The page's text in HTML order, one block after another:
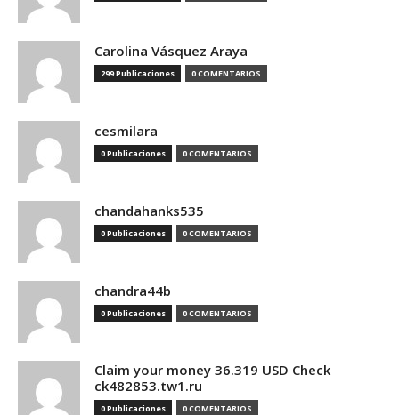
Carolina Vásquez Araya
299 Publicaciones 0 COMENTARIOS
cesmilara
0 Publicaciones 0 COMENTARIOS
chandahanks535
0 Publicaciones 0 COMENTARIOS
chandra44b
0 Publicaciones 0 COMENTARIOS
Claim your money 36.319 USD Check
ck482853.tw1.ru
0 Publicaciones 0 COMENTARIOS